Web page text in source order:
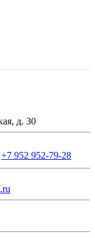
д. 30
+7 952 952-79-28